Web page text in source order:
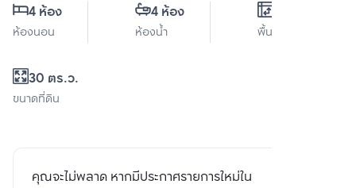
4 ห้อง
ห้องนอน
4 ห้อง
ห้องน้ำ พื้นที่ใช้สอย
30 ตร.ว.
ขนาดที่ดิน
คุณจะไม่พลาด หากมีประกาศรายการใหม่ใน